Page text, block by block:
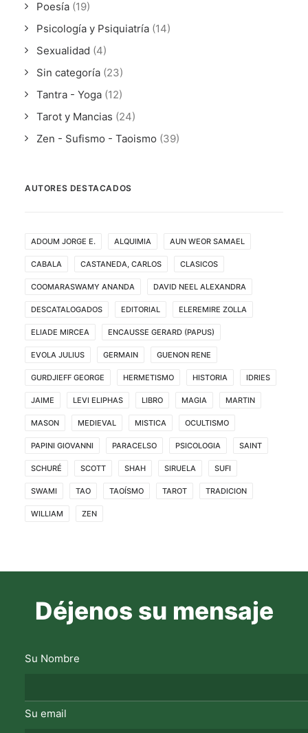
Poesía (19)
Psicología y Psiquiatría (14)
Sexualidad (4)
Sin categoría (23)
Tantra - Yoga (12)
Tarot y Mancias (24)
Zen - Sufismo - Taoismo (39)
AUTORES DESTACADOS
ADOUM JORGE E. ALQUIMIA AUN WEOR SAMAEL
CABALA CASTANEDA, CARLOS CLASICOS
COOMARASWAMY ANANDA DAVID NEEL ALEXANDRA
DESCATALOGADOS EDITORIAL ELEREMIRE ZOLLA
ELIADE MIRCEA ENCAUSSE GERARD (PAPUS)
EVOLA JULIUS GERMAIN GUENON RENE
GURDJIEFF GEORGE HERMETISMO HISTORIA IDRIES
JAIME LEVI ELIPHAS LIBRO MAGIA MARTIN
MASON MEDIEVAL MISTICA OCULTISMO
PAPINI GIOVANNI PARACELSO PSICOLOGIA SAINT
SCHURÉ SCOTT SHAH SIRUELA SUFI
SWAMI TAO TAOÍSMO TAROT TRADICION
WILLIAM ZEN
Déjenos su mensaje
Su Nombre
Su email